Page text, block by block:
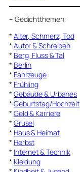
– Gedichtthemen:
* Alter, Schmerz, Tod
* Autor & Schreiben
* Berg, Fluss & Tal
* Berlin
* Fahrzeuge
* Frühling
* Gebäude & Urbanes
* Geburtstag/Hochzeit
* Geld & Karriere
* Grusel
* Haus & Heimat
* Herbst
* Internet & Technik
* Kleidung